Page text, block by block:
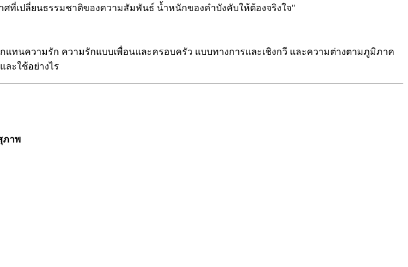
ที่เปลี่ยนธรรมชาติของความสัมพันธ์ น้ำหนักของคำบังคับให้ต้องจริงใจ"
ทนความรัก ความรักแบบเพื่อนและครอบครัว แบบทางการและเชิงกวี และความต่างตามภูมิภาค
ละใช้อย่างไร
ภาพ